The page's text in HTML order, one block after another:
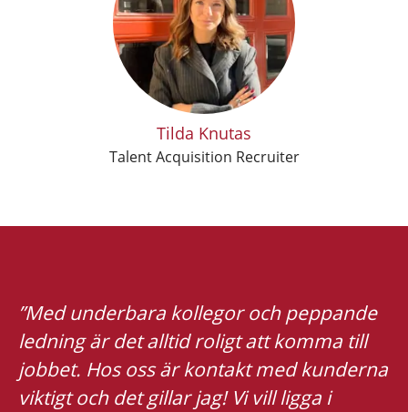
Tilda Knutas
Talent Acquisition Recruiter
”Med underbara kollegor och peppande
ledning är det alltid roligt att komma till
jobbet. Hos oss är kontakt med kunderna
viktigt och det gillar jag! Vi vill ligga i